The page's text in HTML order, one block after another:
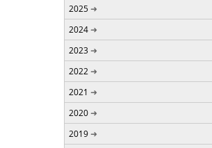
2025
2024
2023
2022
2021
2020
2019